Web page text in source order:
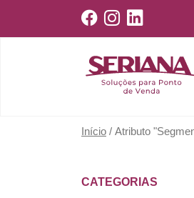
Início / Atributo
CATEGORIAS